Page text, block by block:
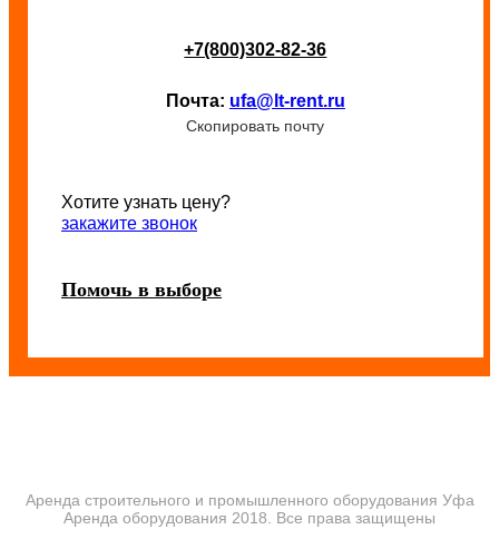
+7(800)302-82-36
Почта: ufa@lt-rent.ru
Скопировать почту
Хотите узнать цену?
закажите звонок
Помочь в выборе
Аренда строительного и промышленного оборудования Уфа
Аренда оборудования 2018. Все права защищены